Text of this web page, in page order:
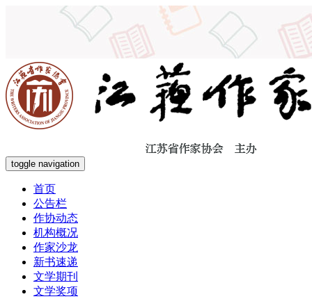
toggle navigation
首页
公告栏
作协动态
机构概况
作家沙龙
新书速递
文学期刊
文学奖项